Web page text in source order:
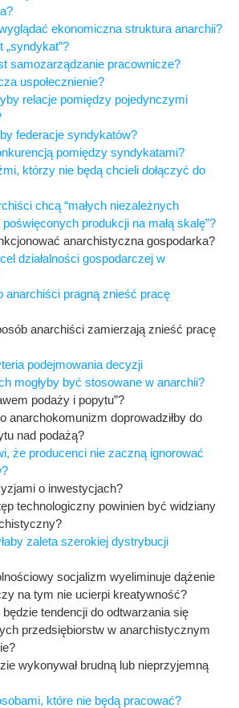
ekonomiczna struktura anarchii?
„syndykat”?
samozarządzanie pracownicze?
uspołecznienie?
relacje pomiędzy pojedynczymi
federacje syndykatów?
pomiędzy syndykatami?
którzy nie będą chcieli dołączyć do
chcą “małych niezależnych
produkcji na małą skalę”?
anarchistyczna gospodarka?
działalności gospodarczej w
anarchiści pragną znieść pracę
anarchiści zamierzają znieść pracę
podejmowania decyzji
mogłyby być stosowane w anarchii?
podaży i popytu”?
anarchokomunizm doprowadziłby do
nad podażą?
że producenci nie zaczną ignorować
o inwestycjach?
technologiczny powinien być widziany
zaleta szerokiej dystrybucji
socjalizm wyeliminuje dążenie
na tym nie ucierpi kreatywność?
tendencji do odtwarzania się
przedsiębiorstw w anarchistycznym
wykonywał brudną lub nieprzyjemną
które nie będą pracować?